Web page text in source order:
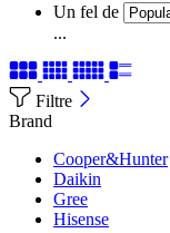
Un fel de
...
Filtre
Brand
Cooper&Hunter
Daikin
Gree
Hisense